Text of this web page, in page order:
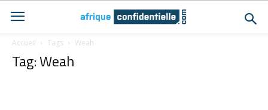
Accueil Tags Weah
Tag: Weah